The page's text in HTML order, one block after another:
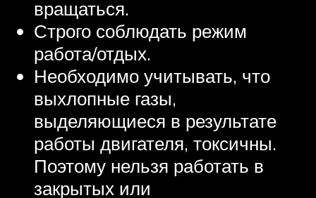
вращаться.
Строго соблюдать режим
работа/отдых.
Необходимо учитывать, что
выхлопные газы,
выделяющиеся в результате
работы двигателя, токсичны.
Поэтому нельзя работать в
закрытых или